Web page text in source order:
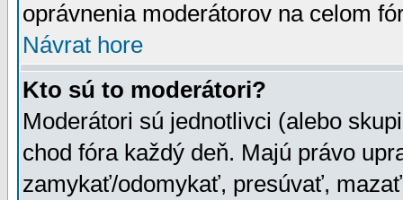
oprávnenia moderátorov na celom
Návrat hore
Kto sú to moderátori?
Moderátori sú jednotlivci (alebo
chod fóra každý deň. Majú právo
zamykať/odomykať, presúvať,